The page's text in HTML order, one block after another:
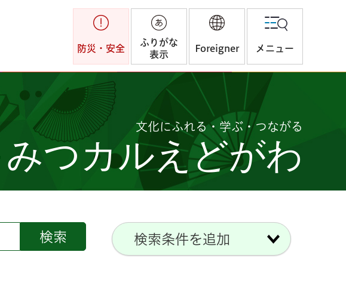
防災・安全
ふりがな
表示
Foreigner メニュー
文化にふれる・学ぶ・つながる
みつカルえどがわ
検索条件を追加